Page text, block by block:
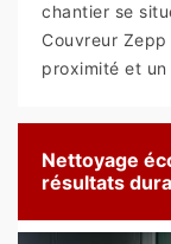
chantier se
Couvreur
proximité et
Nettoyage
résultats